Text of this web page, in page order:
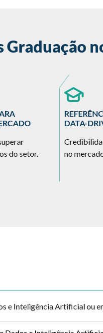
Graduação
do setor.
DATA-
no
e Inteligência Artificial ou